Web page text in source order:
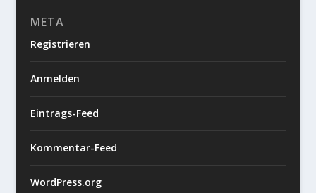
META
Registrieren
Anmelden
Eintrags-Feed
Kommentar-Feed
WordPress.org